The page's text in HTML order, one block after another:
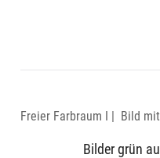
Freier Farbraum I | Bild
Bilder grün